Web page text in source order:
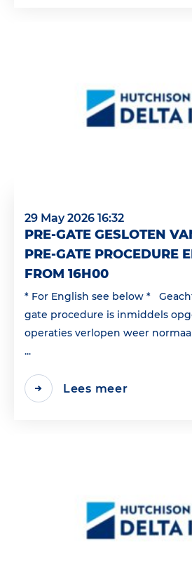
29 May 2026 16:32
PRE-GATE GESLOTEN
PRE-GATE PROCEDURE
FROM 16H00
* For English see below *
gate procedure is inmiddels
operaties verlopen weer
...
Lees meer